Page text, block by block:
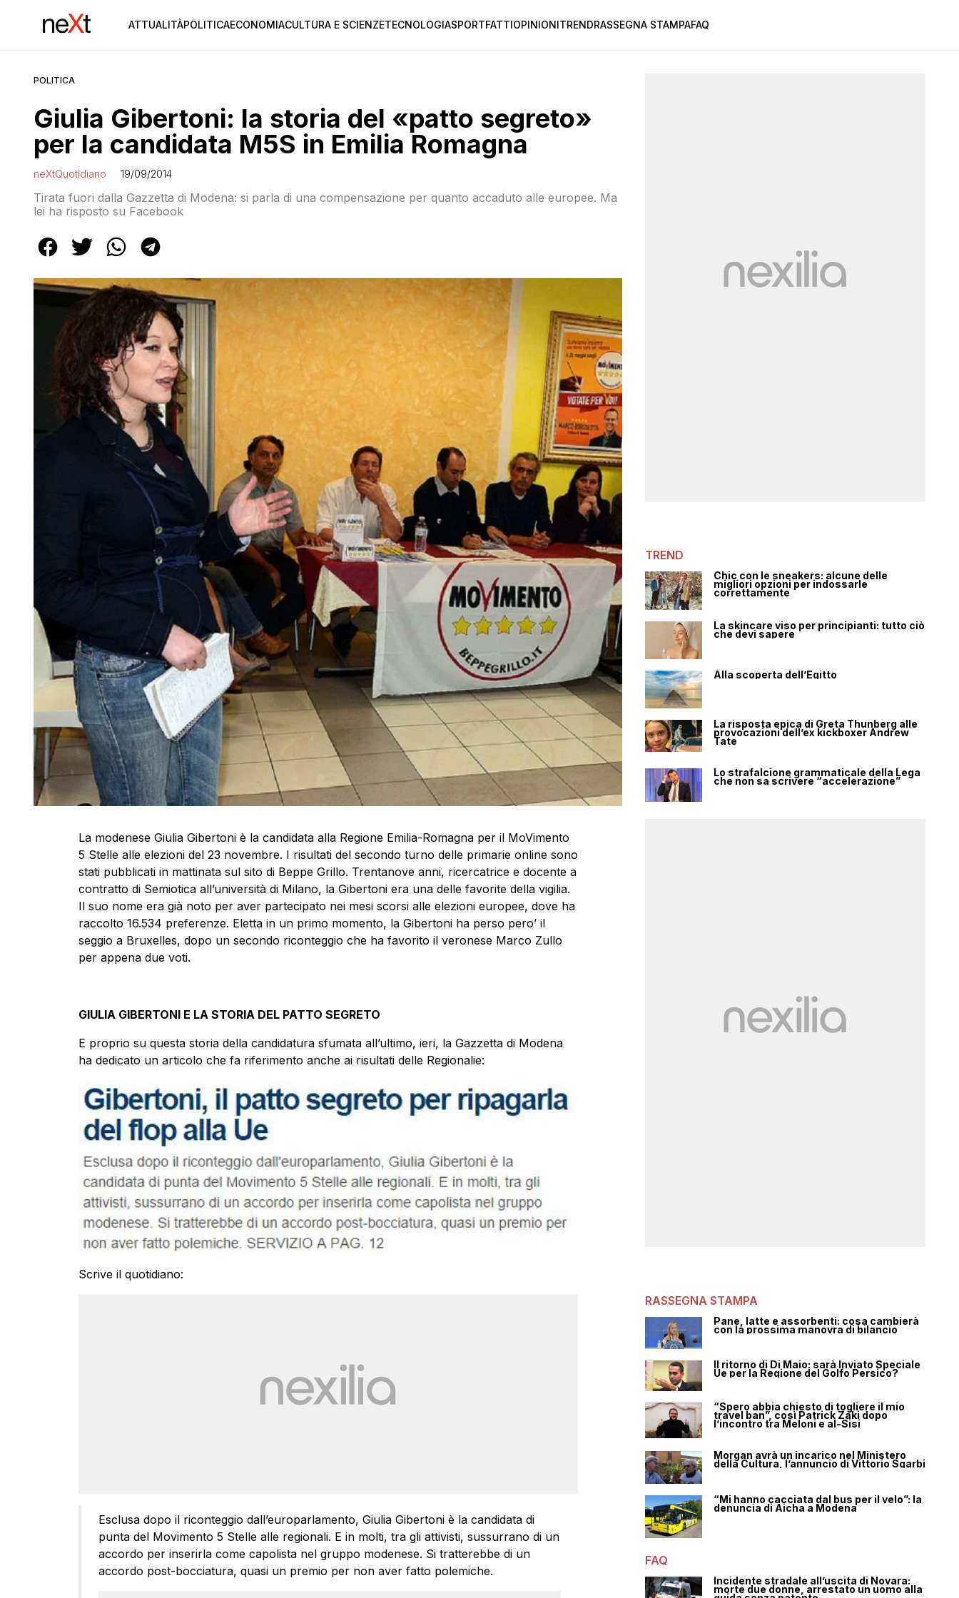
ATTUALITÀPOLITICAECONOMIACULTURA E SCIENZETECNOLOGIASPORTFATTIOPINIONITRENDRASSEGNA STAMPAFAQ
POLITICA
Giulia Gibertoni: la storia del «patto segreto»
per la candidata M5S in Emilia Romagna
neXtQuotidiano 19/09/2014
Tirata fuori dalla Gazzetta di Modena: si parla di una compensazione per quanto accaduto alle europee. Ma
lei ha risposto su Facebook
La modenese Giulia Gibertoni è la candidata alla Regione Emilia-Romagna per il MoVimento
5 Stelle alle elezioni del 23 novembre. I risultati del secondo turno delle primarie online sono
stati pubblicati in mattinata sul sito di Beppe Grillo. Trentanove anni, ricercatrice e docente a
contratto di Semiotica all’università di Milano, la Gibertoni era una delle favorite della vigilia.
Il suo nome era già noto per aver partecipato nei mesi scorsi alle elezioni europee, dove ha
raccolto 16.534 preferenze. Eletta in un primo momento, la Gibertoni ha perso pero’ il
seggio a Bruxelles, dopo un secondo riconteggio che ha favorito il veronese Marco Zullo
per appena due voti.
GIULIA GIBERTONI E LA STORIA DEL PATTO SEGRETO
E proprio su questa storia della candidatura sfumata all’ultimo, ieri, la Gazzetta di Modena
ha dedicato un articolo che fa riferimento anche ai risultati delle Regionalie:
Scrive il quotidiano:
Esclusa dopo il riconteggio dall’europarlamento, Giulia Gibertoni è la candidata di
punta del Movimento 5 Stelle alle regionali. E in molti, tra gli attivisti, sussurrano di un
accordo per inserirla come capolista nel gruppo modenese. Si tratterebbe di un
accordo post-bocciatura, quasi un premio per non aver fatto polemiche.
TREND
Chic con le sneakers: alcune delle
migliori opzioni per indossarle
correttamente
La skincare viso per principianti: tutto ciò
che devi sapere
Alla scoperta dell’Egitto
La risposta epica di Greta Thunberg alle
provocazioni dell’ex kickboxer Andrew
Tate
Lo strafalcione grammaticale della Lega
che non sa scrivere “accelerazione”
RASSEGNA STAMPA
Pane, latte e assorbenti: cosa cambierà
con la prossima manovra di bilancio
Il ritorno di Di Maio: sarà Inviato Speciale
Ue per la Regione del Golfo Persico?
“Spero abbia chiesto di togliere il mio
travel ban”, così Patrick Zaki dopo
l’incontro tra Meloni e al-Sisi
Morgan avrà un incarico nel Ministero
della Cultura, l’annuncio di Vittorio Sgarbi
“Mi hanno cacciata dal bus per il velo”: la
denuncia di Aicha a Modena
FAQ
Incidente stradale all’uscita di Novara:
morte due donne, arrestato un uomo alla